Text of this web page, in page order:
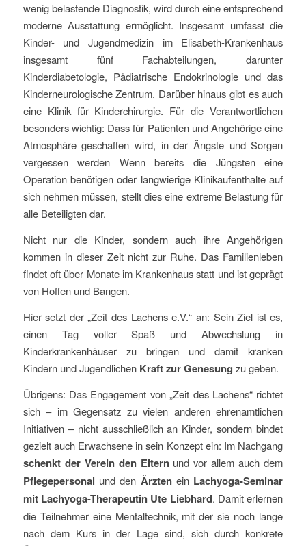
wenig belastende Diagnostik, wird durch eine entsprechend
moderne Ausstattung ermöglicht. Insgesamt umfasst die
Kinder- und Jugendmedizin im Elisabeth-Krankenhaus
insgesamt fünf Fachabteilungen, darunter
Kinderdiabetologie, Pädiatrische Endokrinologie und das
Kinderneurologische Zentrum. Darüber hinaus gibt es auch
eine Klinik für Kinderchirurgie. Für die Verantwortlichen
besonders wichtig: Dass für Patienten und Angehörige eine
Atmosphäre geschaffen wird, in der Ängste und Sorgen
vergessen werden Wenn bereits die Jüngsten eine
Operation benötigen oder langwierige Klinikaufenthalte auf
sich nehmen müssen, stellt dies eine extreme Belastung für
alle Beteiligten dar.
Nicht nur die Kinder, sondern auch ihre Angehörigen
kommen in dieser Zeit nicht zur Ruhe. Das Familienleben
findet oft über Monate im Krankenhaus statt und ist geprägt
von Hoffen und Bangen.
Hier setzt der „Zeit des Lachens e.V.“ an: Sein Ziel ist es,
einen Tag voller Spaß und Abwechslung in
Kinderkrankenhäuser zu bringen und damit kranken
Kindern und Jugendlichen Kraft zur Genesung zu geben.
Übrigens: Das Engagement von „Zeit des Lachens“ richtet
sich – im Gegensatz zu vielen anderen ehrenamtlichen
Initiativen – nicht ausschließlich an Kinder, sondern bindet
gezielt auch Erwachsene in sein Konzept ein: Im Nachgang
schenkt der Verein den Elternund vor allem auch dem
Pflegepersonal und den Ärztenein Lachyoga-Seminar
mit Lachyoga-Therapeutin Ute Liebhard. Damit erlernen
die Teilnehmer eine Mentaltechnik, mit der sie noch lange
nach dem Kurs in der Lage sind, sich durch konkrete